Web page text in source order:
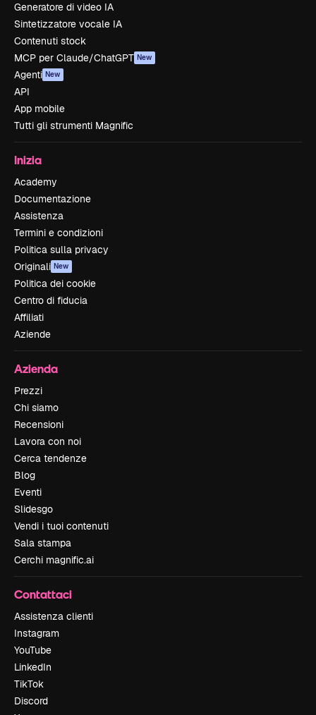
Generatore di video IA
Sintetizzatore vocale IA
Contenuti stock
MCP per Claude/ChatGPT New
Agenti New
API
App mobile
Tutti gli strumenti Magnific
Inizia
Academy
Documentazione
Assistenza
Termini e condizioni
Politica sulla privacy
Originali New
Politica dei cookie
Centro di fiducia
Affiliati
Aziende
Azienda
Prezzi
Chi siamo
Recensioni
Lavora con noi
Cerca tendenze
Blog
Eventi
Slidesgo
Vendi i tuoi contenuti
Sala stampa
Cerchi magnific.ai
Contattaci
Assistenza clienti
Instagram
YouTube
LinkedIn
TikTok
Discord